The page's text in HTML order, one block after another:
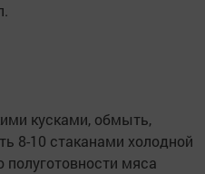
кусками, обмыть,
8-10 стаканами холодной
мяса